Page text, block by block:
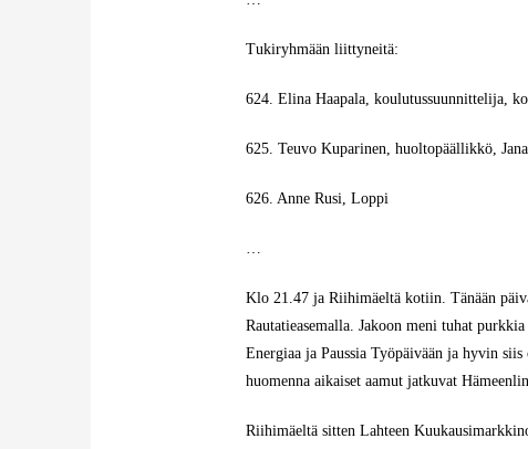
Tukiryhmään liittyneitä:
624. Elina Haapala, koulutussuunnittelija,
625. Teuvo Kuparinen, huoltopäällikkö,
626. Anne Rusi, Loppi
…
Klo 21.47 ja Riihimäeltä kotiin. Tänään
Rautatieasemalla. Jakoon meni tuhat
Energiaa ja Paussia Työpäivään ja hyvin siis
huomenna aikaiset aamut jatkuvat
Riihimäeltä sitten Lahteen